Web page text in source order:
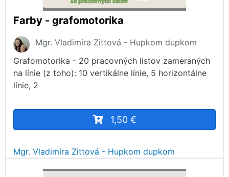
Farby - grafomotorika
Mgr. Vladimíra Zittová - Hupkom dupkom
Grafomotorika - 20 pracovných listov zameraných
na línie (z toho): 10 vertikálne línie, 5 horizontálne
línie, 2
1,50 €
Mgr. Vladimíra Zittová - Hupkom dupkom